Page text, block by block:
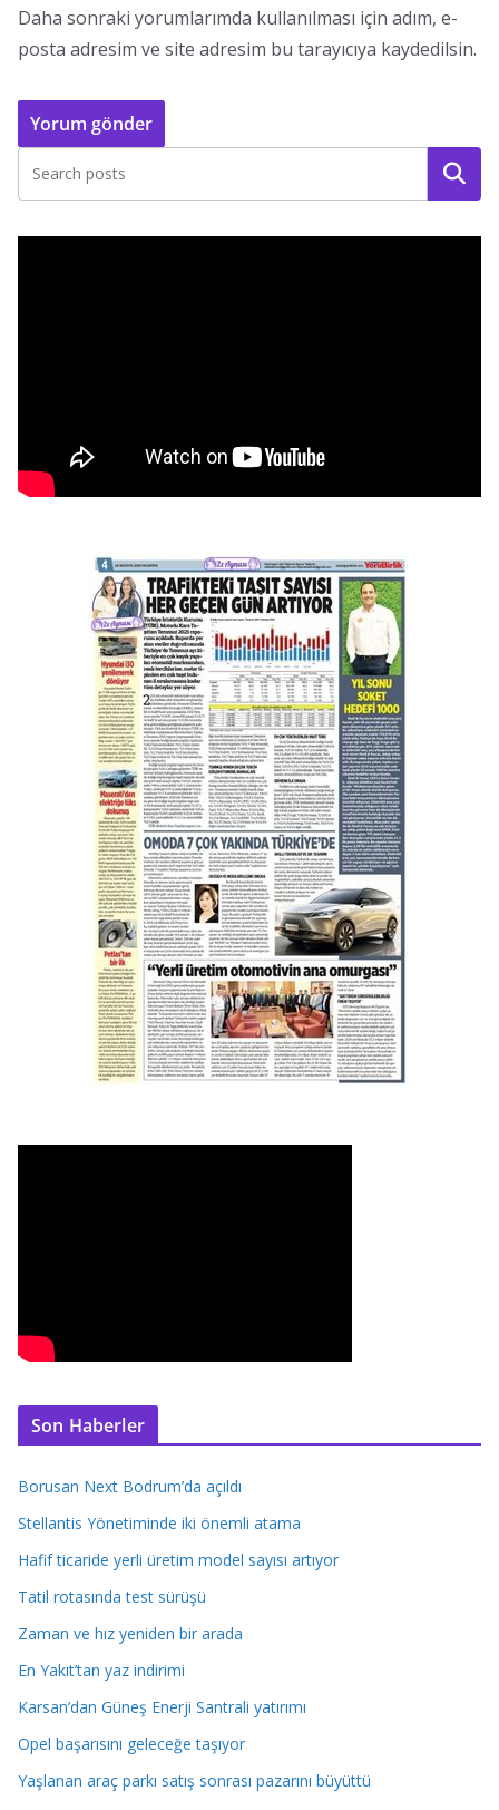
Daha sonraki yorumlarımda kullanılması için adım, e-
posta adresim ve site adresim bu tarayıcıya kaydedilsin.
Ara
Son Haberler
Borusan Next Bodrum’da açıldı
Stellantis Yönetiminde iki önemli atama
Hafif ticaride yerli üretim model sayısı artıyor
Tatil rotasında test sürüşü
Zaman ve hız yeniden bir arada
En Yakıt’tan yaz indirimi
Karsan’dan Güneş Enerji Santrali yatırımı
Opel başarısını geleceğe taşıyor
Yaşlanan araç parkı satış sonrası pazarını büyüttü